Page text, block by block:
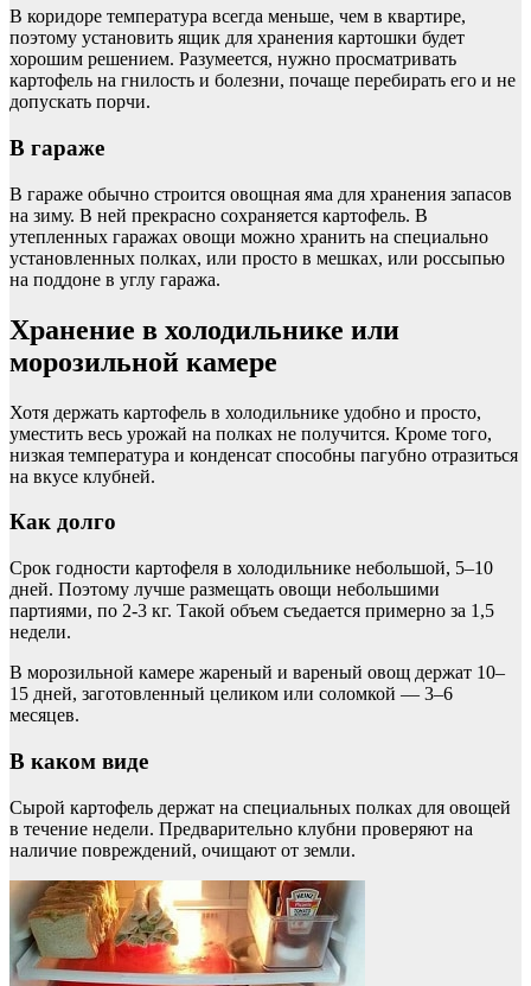
В коридоре температура всегда меньше, чем в квартире,
поэтому установить ящик для хранения картошки будет
хорошим решением. Разумеется, нужно просматривать
картофель на гнилость и болезни, почаще перебирать его и не
допускать порчи.
В гараже
В гараже обычно строится овощная яма для хранения запасов
на зиму. В ней прекрасно сохраняется картофель. В
утепленных гаражах овощи можно хранить на специально
установленных полках, или просто в мешках, или россыпью
на поддоне в углу гаража.
Хранение в холодильнике или
морозильной камере
Хотя держать картофель в холодильнике удобно и просто,
уместить весь урожай на полках не получится. Кроме того,
низкая температура и конденсат способны пагубно отразиться
на вкусе клубней.
Как долго
Срок годности картофеля в холодильнике небольшой, 5–10
дней. Поэтому лучше размещать овощи небольшими
партиями, по 2-3 кг. Такой объем съедается примерно за 1,5
недели.
В морозильной камере жареный и вареный овощ держат 10–
15 дней, заготовленный целиком или соломкой — 3–6
месяцев.
В каком виде
Сырой картофель держат на специальных полках для овощей
в течение недели. Предварительно клубни проверяют на
наличие повреждений, очищают от земли.